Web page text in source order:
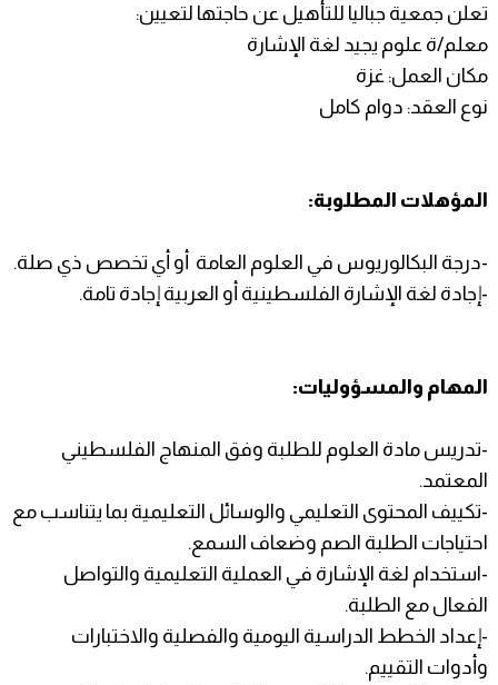
تعلن جمعية جباليا للتأهيل عن حاجتها لتعيين:
معلم/ة علوم يجيد لغة الإشارة
مكان العمل: غزة
نوع العقد: دوام كامل
المؤهلات المطلوبة:
-درجة البكالوريوس في العلوم العامة أو أي تخصص ذي صلة.
-إجادة لغة الإشارة الفلسطينية أو العربية إجادة تامة.
المهام والمسؤوليات:
-تدريس مادة العلوم للطلبة وفق المنهاج الفلسطيني
المعتمد.
-تكييف المحتوى التعليمي والوسائل التعليمية بما يتناسب مع
احتياجات الطلبة الصم وضعاف السمع.
-استخدام لغة الإشارة في العملية التعليمية والتواصل
الفعال مع الطلبة.
-إعداد الخطط الدراسية اليومية والفصلية والاختبارات
وأدوات التقييم.